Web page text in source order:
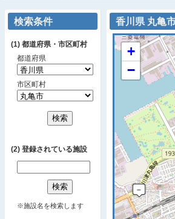
香川県 丸亀
+
−
検索条件
(1) 都道府県・市区町村
都道府県
市区町村
(2) 登録されている施設
※施設名を検索します